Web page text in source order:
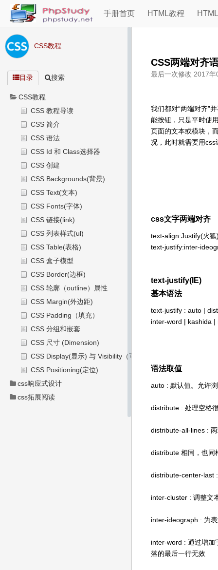
手册首页 HTML教程
CSS教程
目录 搜索
CSS教程
CSS 教程导读
CSS 简介
CSS 语法
CSS Id 和 Class选择器
CSS 创建
CSS Backgrounds(背景)
CSS Text(文本)
CSS Fonts(字体)
CSS 链接(link)
CSS 列表样式(ul)
CSS Table(表格)
CSS 盒子模型
CSS Border(边框)
CSS 轮廓（outline）属性
CSS Margin(外边距)
CSS Padding（填充）
CSS 分组和嵌套
CSS 尺寸 (Dimension)
CSS Display(显示) 与 Visibility（可见性）
CSS Positioning(定位)
css响应式设计
css拓展阅读
CSS两端对齐
最后一次修改 2017年
我们都对“两端对齐”
能按钮，只是平时使
页面的文本或模块，
况，此时就需要用
css文字两端对齐
text-align:Justify(火狐
text-justify:inter-
text-justify(IE)
基本语法
text-justify : auto |
inter-word | kashida |
语法取值
auto : 默认值。允许
distribute : 处理空格
distribute-all-lines :
distribute 相同，也同
distribute-center-last
inter-cluster : 调整文
inter-ideograph : 为
inter-word : 通过增加
落的最后一行无效